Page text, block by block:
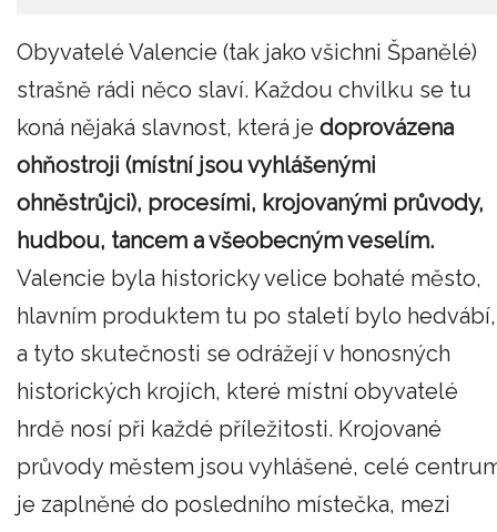
Obyvatelé Valencie (tak jako všichni Španělé)
strašně rádi něco slaví. Každou chvilku se tu
koná nějaká slavnost, která je doprovázena
ohňostroji (místní jsou vyhlášenými
ohněstrůjci), procesími, krojovanými průvody,
hudbou, tancem a všeobecným veselím.
Valencie byla historicky velice bohaté město,
hlavním produktem tu po staletí bylo hedvábí,
a tyto skutečnosti se odrážejí v honosných
historických krojích, které místní obyvatelé
hrdě nosí při každé příležitosti. Krojované
průvody městem jsou vyhlášené, celé
je zaplněné do posledního místečka, mezi